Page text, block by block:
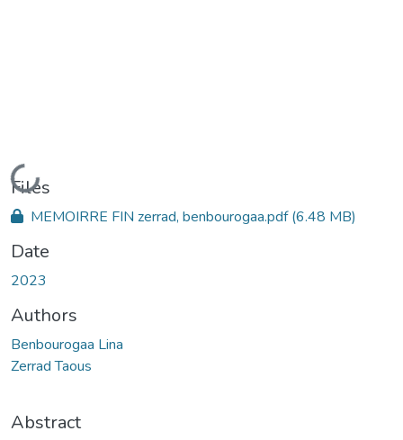
Loading...
Files
MEMOIRRE FIN zerrad, benbourogaa.pdf(6.48 MB)
Date
2023
Authors
Benbourogaa Lina
Zerrad Taous
Abstract